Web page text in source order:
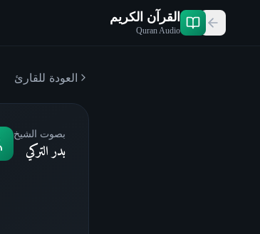
القرآن الكريم
Quran Audio
العودة للقارئ
بصوت الشيخ
بدر التركي